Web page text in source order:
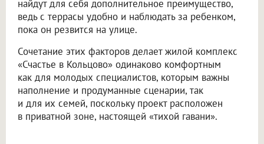
найдут для себя дополнительное преимущество,
ведь с террасы удобно и наблюдать за ребенком,
пока он резвится на улице.
Сочетание этих факторов делает жилой комплекс
«Счастье в Кольцово» одинаково комфортным
как для молодых специалистов, которым важны
наполнение и продуманные сценарии, так
и для их семей, поскольку проект расположен
в приватной зоне, настоящей «тихой гавани».